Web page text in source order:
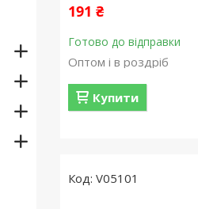
191 ₴
Готово до відправки
Оптом і в роздріб
Купити
V05101